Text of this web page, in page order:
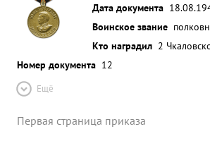
Дата документа
Воинское звание
Кто наградил 2
Номер документа 12
Ещё
Первая страница приказа